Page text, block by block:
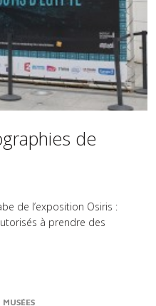
de
de l’exposition Osiris :
à prendre des
MUSÉES